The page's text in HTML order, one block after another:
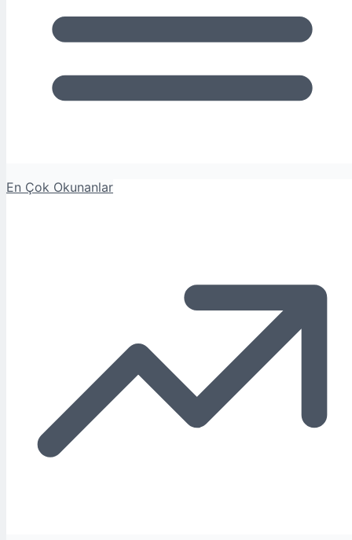
En Çok Okunanlar